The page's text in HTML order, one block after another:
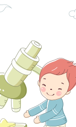
心障
德區大
班第
」
府家庭
程資
課」、
」海報
幸福+
海報
動力重
臺
府LED